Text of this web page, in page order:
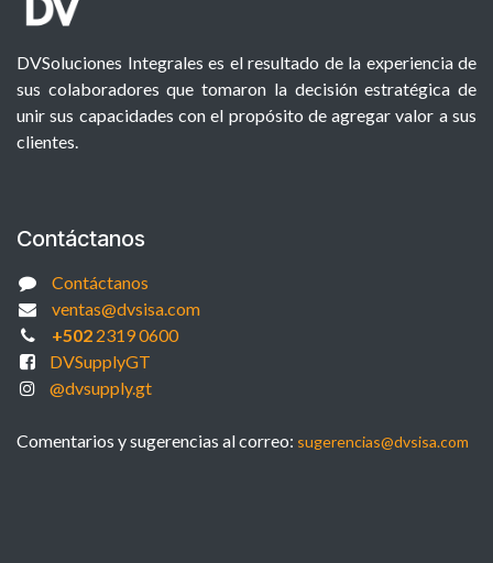
DVSoluciones Integrales es el resultado de la experiencia de
sus colaboradores que tomaron la decisión estratégica de
unir sus capacidades con el propósito de agregar valor a sus
clientes.
Contáctanos
Contáctanos
ventas@dvsisa.com
+5022319 0600
DVSupplyGT
@dvsupply.gt
Comentarios y sugerencias al correo: sugerencias@dvsisa.com